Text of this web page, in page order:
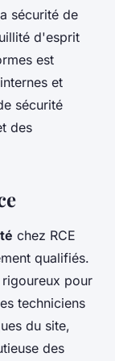
sécurité de
d'esprit
est
et
sécurité
des
chez RCE
qualifiés.
pour
techniciens
du site,
des